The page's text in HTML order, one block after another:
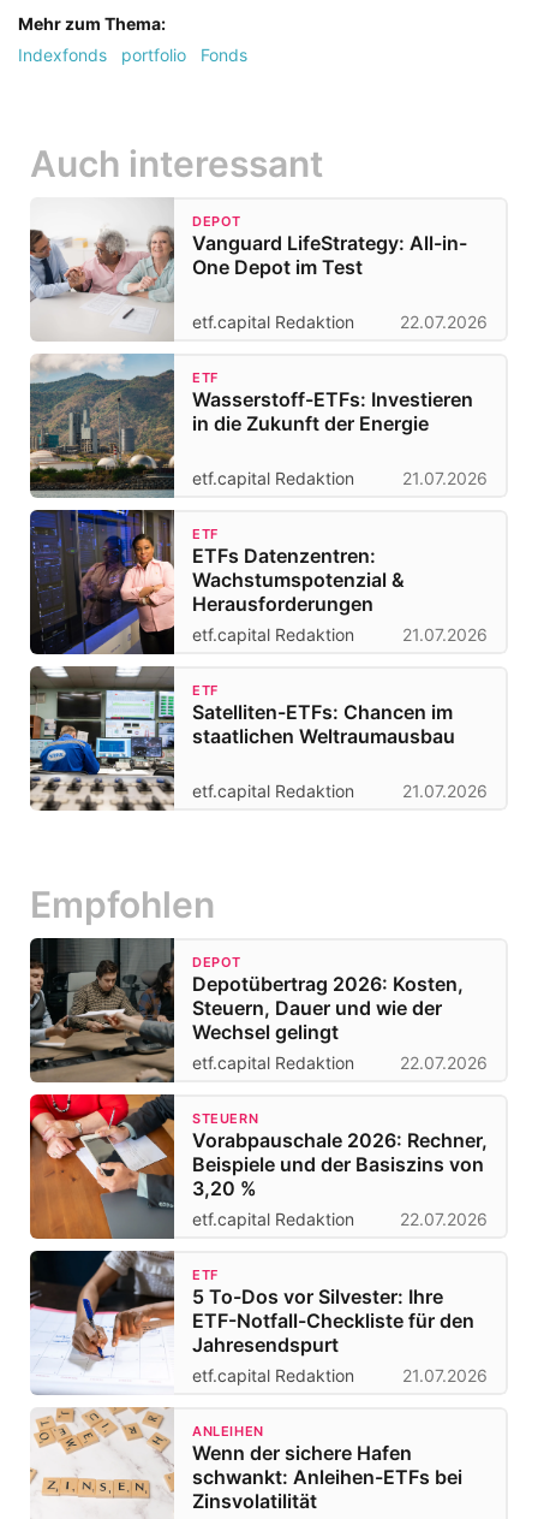
Mehr zum Thema:
Indexfonds
portfolio Fonds
Auch interessant
DEPOT
Vanguard LifeStrategy: All-in-
One Depot im Test
etf.capital Redaktion 22.07.2026
ETF
Wasserstoff-ETFs: Investieren
in die Zukunft der Energie
etf.capital Redaktion 21.07.2026
ETF
ETFs Datenzentren:
Wachstumspotenzial &
Herausforderungen
etf.capital Redaktion 21.07.2026
ETF
Satelliten-ETFs: Chancen im
staatlichen Weltraumausbau
etf.capital Redaktion 21.07.2026
Empfohlen
DEPOT
Depotübertrag 2026: Kosten,
Steuern, Dauer und wie der
Wechsel gelingt
etf.capital Redaktion 22.07.2026
STEUERN
Vorabpauschale 2026: Rechner,
Beispiele und der Basiszins von
3,20 %
etf.capital Redaktion 22.07.2026
ETF
5 To-Dos vor Silvester: Ihre
ETF-Notfall-Checkliste für den
Jahresendspurt
etf.capital Redaktion 21.07.2026
ANLEIHEN
Wenn der sichere Hafen
schwankt: Anleihen-ETFs bei
Zinsvolatilität